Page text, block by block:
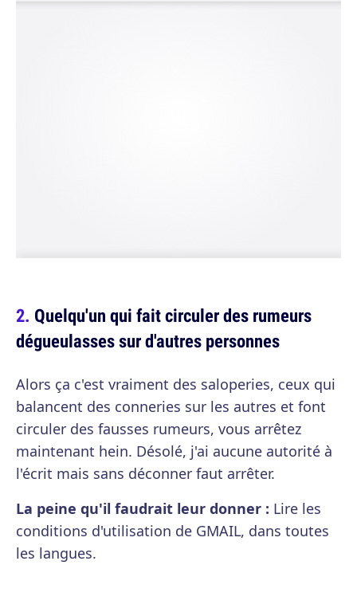
Quelqu'un qui fait circuler des rumeurs
dégueulasses sur d'autres personnes
Alors ça c'est vraiment des saloperies, ceux qui
balancent des conneries sur les autres et font
circuler des fausses rumeurs, vous arrêtez
maintenant hein. Désolé, j'ai aucune autorité à
l'écrit mais sans déconner faut arrêter.
La peine qu'il faudrait leur donner : Lire les
conditions d'utilisation de GMAIL, dans toutes
les langues.